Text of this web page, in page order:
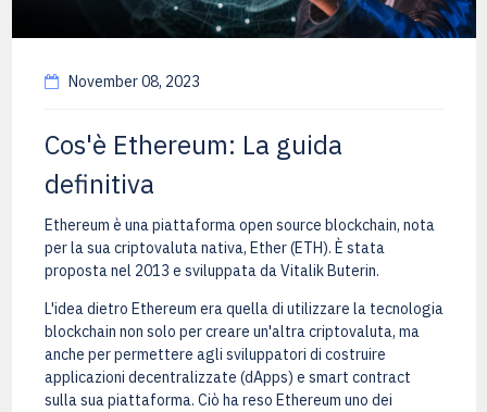
November 08, 2023
Cos'è Ethereum: La guida
definitiva
Ethereum è una piattaforma open source blockchain, nota
per la sua criptovaluta nativa, Ether (ETH). È stata
proposta nel 2013 e sviluppata da Vitalik Buterin.
L'idea dietro Ethereum era quella di utilizzare la tecnologia
blockchain non solo per creare un'altra criptovaluta, ma
anche per permettere agli sviluppatori di costruire
applicazioni decentralizzate (dApps) e smart contract
sulla sua piattaforma. Ciò ha reso Ethereum uno dei